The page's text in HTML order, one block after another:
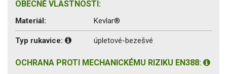
OBECNÉ VLASTNOSTI:
Materiál: Kevlar®
Typ rukavice: úpletové-bezešvé
OCHRANA PROTI MECHANICKÉMU RIZIKU EN388: